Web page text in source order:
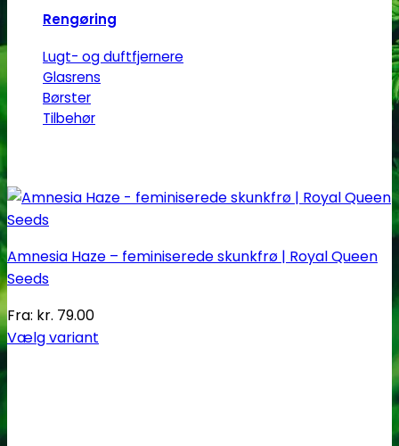
Rengøring
Lugt- og duftfjernere
Glasrens
Børster
Tilbehør
Amnesia Haze – feminiserede skunkfrø | Royal Queen
Seeds
Fra: kr. 79.00
Vælg variant